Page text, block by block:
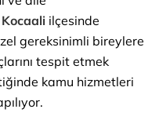
Kocaali ilçesinde
gereksinimli bireylere
tespit etmek
kamu hizmetleri